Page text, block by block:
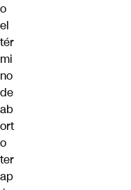
o
el
tér
mi
no
de
ab
ort
o
ter
ap